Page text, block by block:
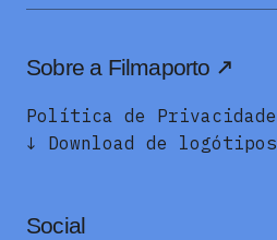
Sobre a Filmaporto
Política de Privacidade
↓ Download de logótipos
Social